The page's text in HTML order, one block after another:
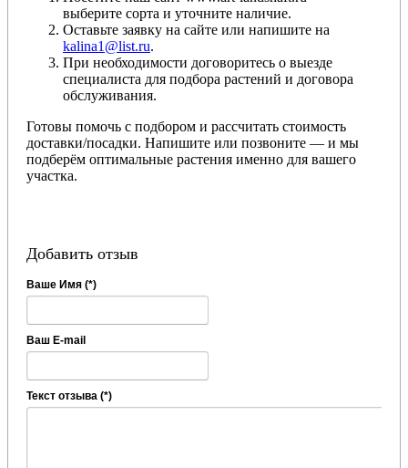
выберите сорта и уточните наличие.
Оставьте заявку на сайте или напишите на
kalina1@list.ru.
При необходимости договоритесь о выезде
специалиста для подбора растений и договора
обслуживания.
Готовы помочь с подбором и рассчитать стоимость
доставки/посадки. Напишите или позвоните — и мы
подберём оптимальные растения именно для вашего
участка.
Добавить отзыв
Ваше Имя (*)
Ваш E-mail
Текст отзыва (*)